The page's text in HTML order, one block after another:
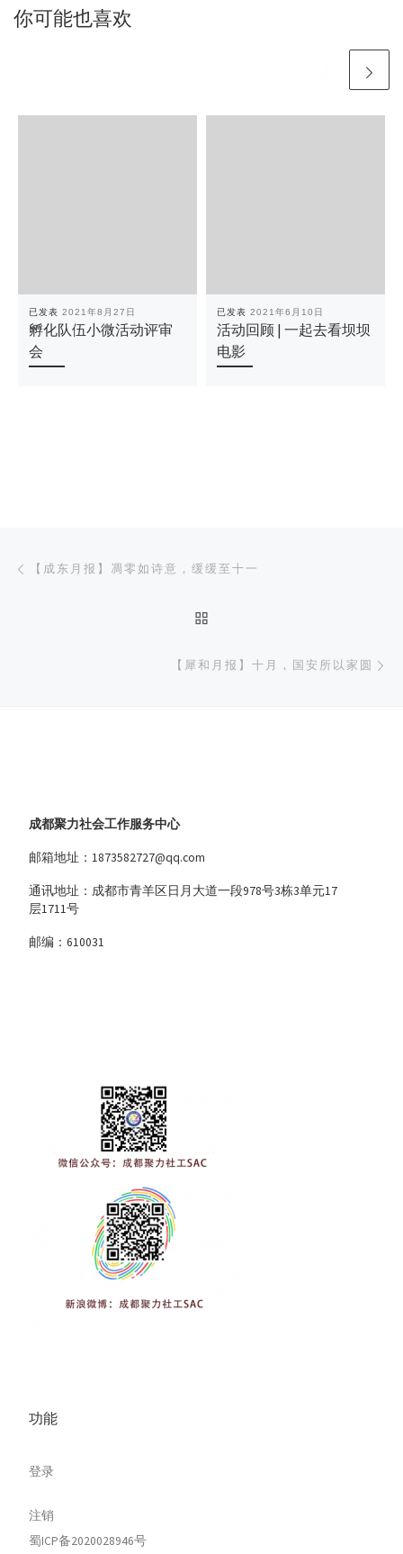
你可能也喜欢
已发表 2021年8月27日
孵化队伍小微活动评审
会
已发表 2021年6月10日
活动回顾 | 一起去看坝坝
电影
文章导航
【成东月报】凋零如诗意，缓缓至十一
【犀和月报】十月，国安所以家圆
成都聚力社会工作服务中心
邮箱地址：1873582727@qq.com
通讯地址：成都市青羊区日月大道一段978号3栋3单元17
层1711号
邮编：610031
功能
登录
注销
蜀ICP备2020028946号